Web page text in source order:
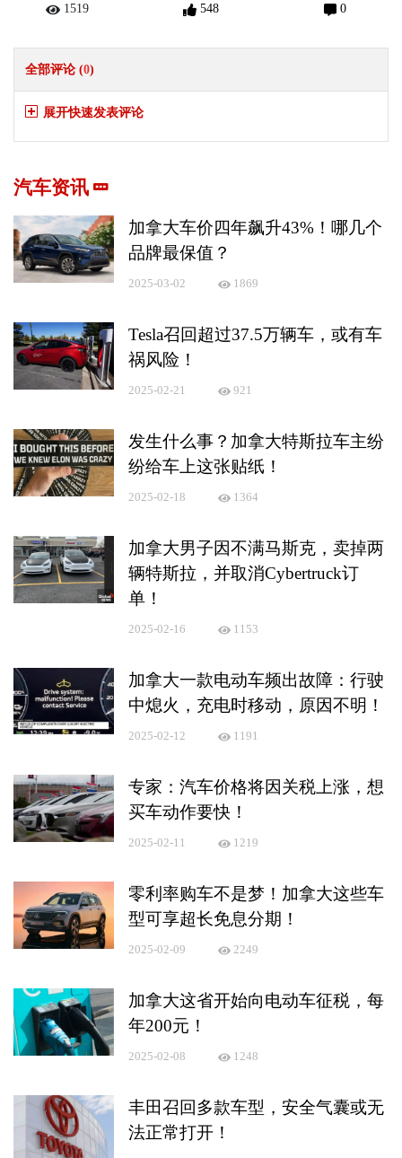
1519 548 0
全部评论 (0)
展开快速发表评论
汽车资讯
加拿大车价四年飙升43%！哪几个
品牌最保值？
2025-03-02 1869
Tesla召回超过37.5万辆车，或有车
祸风险！
2025-02-21 921
发生什么事？加拿大特斯拉车主纷
纷给车上这张贴纸！
2025-02-18 1364
加拿大男子因不满马斯克，卖掉两
辆特斯拉，并取消Cybertruck订
单！
2025-02-16 1153
加拿大一款电动车频出故障：行驶
中熄火，充电时移动，原因不明！
2025-02-12 1191
专家：汽车价格将因关税上涨，想
买车动作要快！
2025-02-11 1219
零利率购车不是梦！加拿大这些车
型可享超长免息分期！
2025-02-09 2249
加拿大这省开始向电动车征税，每
年200元！
2025-02-08 1248
丰田召回多款车型，安全气囊或无
法正常打开！